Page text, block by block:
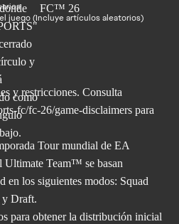
juego (Incluye artículos aleatorios)
y restricciones. Consulta
fc/fc-26/game-disclaimers para
Tour mundial de EA
Team™ se basan
en los siguientes modos: Squad
y Draft.
para obtener la distribución inicial